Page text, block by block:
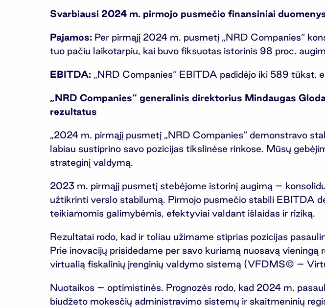
Svarbiausi 2024 m. pirmojo pusmečio finansiniai
Pajamos: Per pirmąjį 2024 m. pusmetį „NRD Companies“
tuo pačiu laikotarpiu, kai buvo fiksuotas istorinis 98 proc.
EBITDA: „NRD Companies“ EBITDA padidėjo iki 589 tūkst.
„NRD Companies“ generalinis direktorius Mindaugas
rezultatus
„2024 m. pirmąjį pusmetį „NRD Companies“ demonstravo
labiau sustiprino savo pozicijas tikslinėse rinkose. Mūsų
strateginį valdymą.
2023 m. pirmąjį pusmetį stebėjome istorinį augimą –
užtikrinti verslo stabilumą. Pirmojo pusmečio stabili EBITDA
teikiamomis galimybėmis, efektyviai valdant išlaidas ir riziką.
Rezultatai rodo, kad ir toliau užimame stiprias pozicijas
Prie inovacijų prisidedame per savo kuriamą nuosavą
virtualią fiskalinių įrenginių valdymo sistemą (VFDMS© –
Nuotaikos – optimistinės. Prognozės rodo, kad 2024 m.
biudžeto mokesčių administravimo sistemų ir skaitmeninių